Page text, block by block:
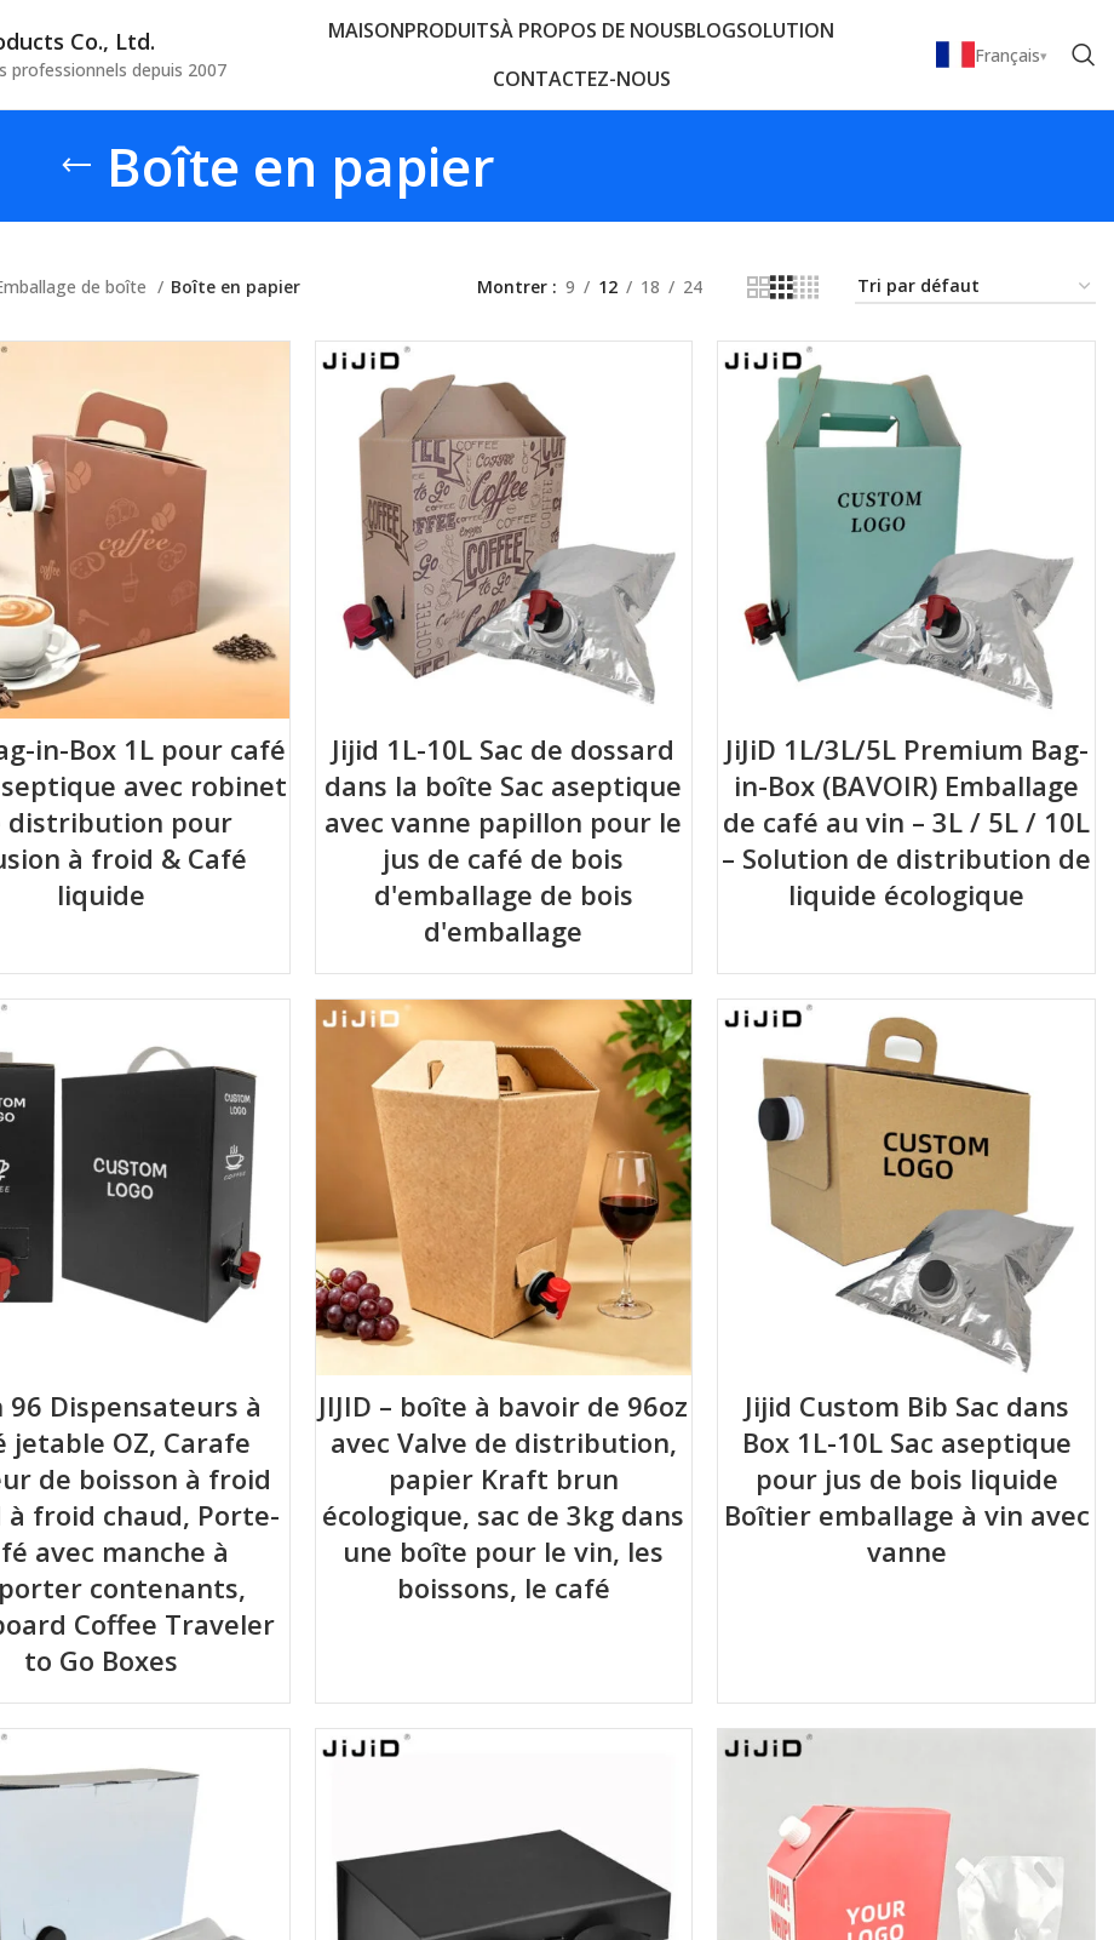
Co., Ltd.
professionnels depuis 2007
MAISONPRODUITSÀ PROPOS DE NOUSBLOGSOLUTION
CONTACTEZ-NOUS
Français
Boîte en papier
de boîte Boîte en papier Montrer 9 12 18 24
in-Box 1L pour café
avec robinet
distribution pour
à froid & Café
liquide
Jijid 1L-10L Sac de dossard
dans la boîte Sac aseptique
avec vanne papillon pour le
jus de café de bois
d'emballage de bois
d'emballage
JiJiD 1L/3L/5L Premium Bag-
in-Box (BAVOIR) Emballage
de café au vin – 3L / 5L / 10L
– Solution de distribution de
liquide écologique
96 Dispensateurs à
jetable OZ, Carafe
de boisson à froid
à froid chaud, Porte-
avec manche à
contenants,
Coffee Traveler
to Go Boxes
JIJID – boîte à bavoir de 96oz
avec Valve de distribution,
papier Kraft brun
écologique, sac de 3kg dans
une boîte pour le vin, les
boissons, le café
Jijid Custom Bib Sac dans
Box 1L-10L Sac aseptique
pour jus de bois liquide
Boîtier emballage à vin avec
vanne